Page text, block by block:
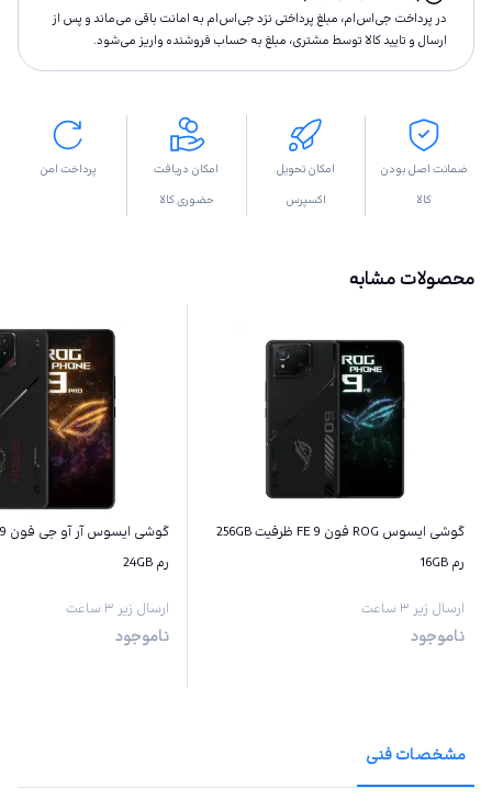
در پرداخت جی‌اس‌ام، مبلغ پرداختى نزد جی‌اس‌ام به امانت باقى مى‌ماند و پس از
ارسال و تاييد كالا توسط مشتری، مبلغ به حساب فروشنده واريز مى‌شود.
ضمانت اصل بودن
کالا
امکان تحویل
اکسپرس
امکان دریافت
حضوری کالا
پرداخت امن
محصولات مشابه
گوشی ایسوس ROG فون 9 FE ظرفیت 256GB
رم 16GB
ارسال زیر ۳ ساعت
ناموجود
رم 24GB
ارسال زیر ۳ ساعت
ناموجود
مشخصات فنی